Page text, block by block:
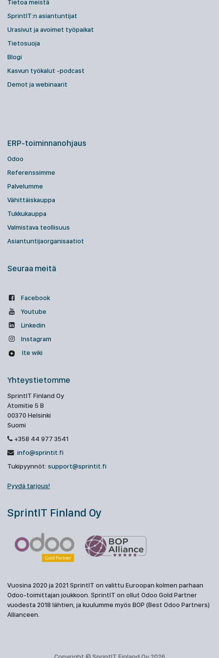
Tietoa meistä
SprintIT:n asiantuntijat
Urasivut ja avoimet työpaikat
Tietosuoja
Blogi
Kasvun työkalut -podcast
Demot ja webinaarit
ERP-toiminnanohjaus
Odoo
Referenssimme
Palvelumme
Vähittäiskauppa
Tukkukauppa
Valmistava teollisuus
Asiantuntijaorganisaatiot
Seuraa meitä
Facebook
Youtube
Linkedin
Instagram
Ite wiki
Yhteystietomme
SprintIT Finland Oy
Atomitie 5 B
00370 Helsinki
Suomi
+358 44 977 3541
info@sprintit.fi
Tukipyynnöt: support@sprintit.fi
Pyydä tarjous!
SprintIT Finland Oy
Vuosina 2020 ja 2021 SprintIT on valittu Euroopan kolmen parhaan
Odoo-toimittajan joukkoon. SprintIT on ollut Odoo Gold Partner
vuodesta 2018 lähtien, ja kuulumme myös BOP (Best Odoo Partners)
Allianceen.
Copyright © SprintIT Finland Oy 2026